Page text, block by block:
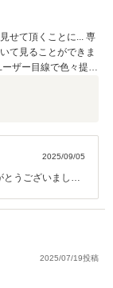
せて頂くことに... 専
て見ることができま
流れ、されに展示さ
入を決めました(笑)
2025/09/05
うございまし
大変光栄です。シ
その場でご決断
今後もRSモデル
たしますので、末
2025/07/19投稿